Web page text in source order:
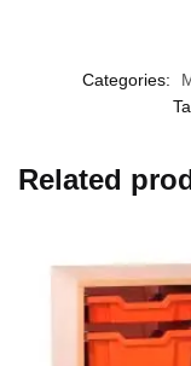
Categories:
Related